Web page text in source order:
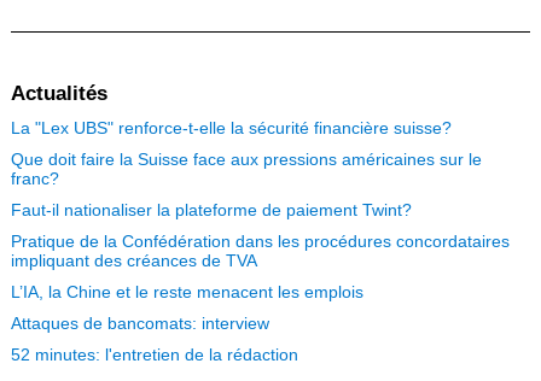
Actualités
La "Lex UBS" renforce-t-elle la sécurité financière suisse?
Que doit faire la Suisse face aux pressions américaines sur le
franc?
Faut-il nationaliser la plateforme de paiement Twint?
Pratique de la Confédération dans les procédures concordataires
impliquant des créances de TVA
L’IA, la Chine et le reste menacent les emplois
Attaques de bancomats: interview
52 minutes: l'entretien de la rédaction